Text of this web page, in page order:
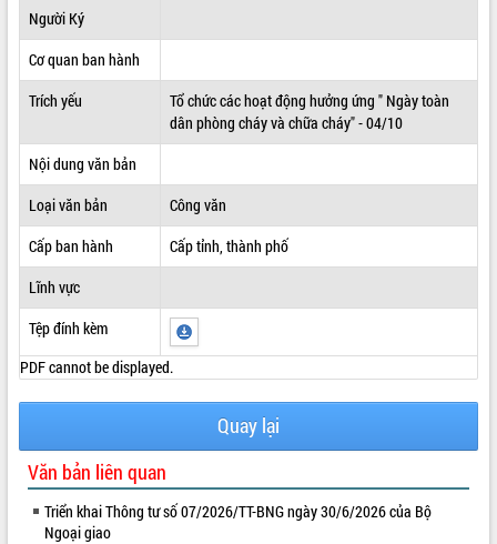
THÔNG TIN CHỈ ĐẠO ĐIỀU HÀNH
HỆ THỐNG VĂN BẢN
VĂN BẢN HĐND TỈNH
ĐIỂM TIN VĂN BẢN
Người Ký
Cơ quan ban hành
Trích yếu
Tổ chức các hoạt động hưởng ứng " Ngày toàn
dân phòng cháy và chữa cháy" - 04/10
Nội dung văn bản
Loại văn bản
Công văn
Cấp ban hành
Cấp tỉnh, thành phố
Lĩnh vực
Tệp đính kèm
PDF cannot be displayed.
Quay lại
Văn bản liên quan
Triển khai Thông tư số 07/2026/TT-BNG ngày 30/6/2026 của Bộ
Ngoại giao